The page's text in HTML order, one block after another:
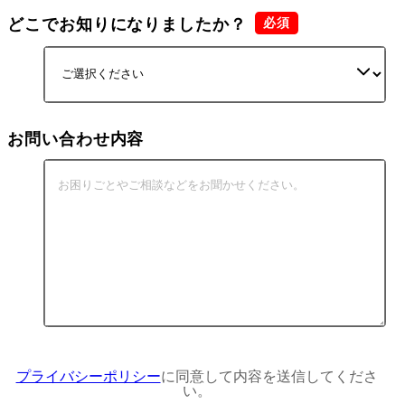
どこでお知りになりましたか？
お問い合わせ内容
プライバシーポリシーに同意して内容を送信してくださ
い。